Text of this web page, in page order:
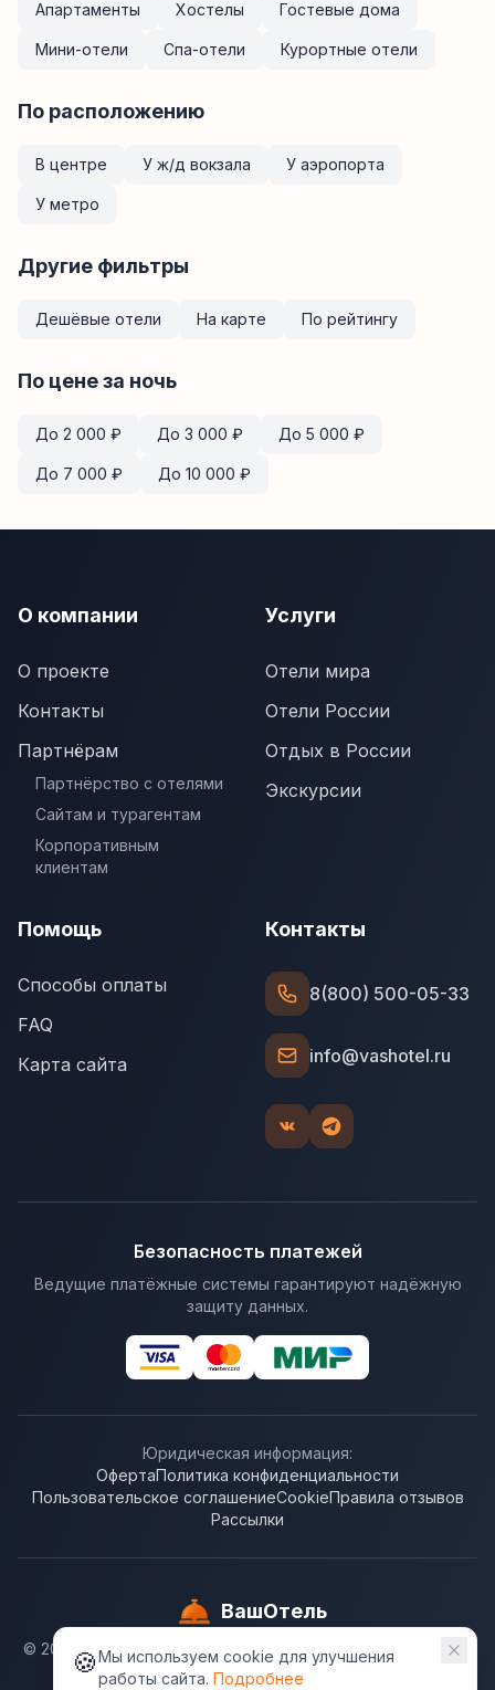
Апартаменты Хостелы Гостевые дома
Мини-отели Спа-отели Курортные отели
По расположению
В центре У ж/д вокзала У аэропорта
У метро
Другие фильтры
Дешёвые отели На карте По рейтингу
По цене за ночь
До 2 000 ₽ До 3 000 ₽ До 5 000 ₽
До 7 000 ₽ До 10 000 ₽
О компании
О проекте
Контакты
Партнёрам
Партнёрство с отелями
Сайтам и турагентам
Корпоративным
клиентам
Услуги
Отели мира
Отели России
Отдых в России
Экскурсии
Помощь
Способы оплаты
FAQ
Карта сайта
Контакты
8(800) 500-05-33
info@vashotel.ru
Безопасность платежей
Ведущие платёжные системы гарантируют надёжную
защиту данных.
Юридическая информация:
ОфертаПолитика конфиденциальности
Пользовательское соглашениеCookieПравила отзывов
Рассылки
ВашОтель
© 2009-2026
. ООО "Бронирование отелей". ВашОтель.RU
не несёт ответственности за достоверность
🍪Мы используем cookie для улучшения
работы сайта. Подробнее